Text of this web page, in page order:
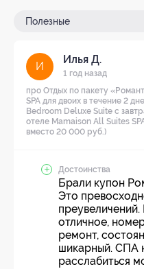
Полезные
И
Илья Д.
1 год назад
про Отдых по пакету
SPA для двоих в течение 2
Bedroom Deluxe Suite с
отеле Mamaison All Suites
вместо 20 000 руб.)
Достоинства
Брали купон
Это
отличное,
ремонт,
шикарный. СПА
расслабиться